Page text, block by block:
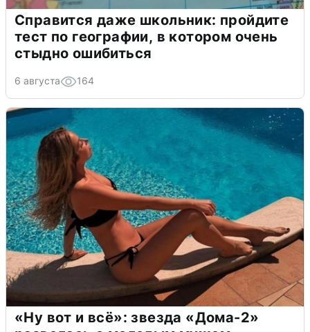
Справится даже школьник: пройдите
тест по географии, в котором очень
стыдно ошибиться
6 августа 164
«Ну вот и всё»: звезда «Дома-2»